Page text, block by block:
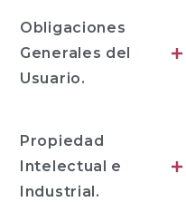
Obligaciones
Generales del
Usuario.
Propiedad
Intelectual e
Industrial.